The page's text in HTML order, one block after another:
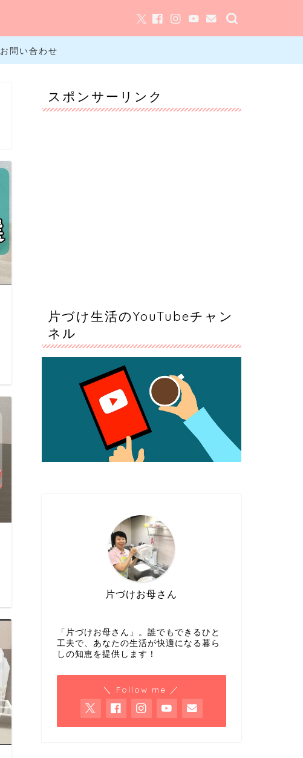
お問い合わせ
スポンサーリンク
片づけ生活のYouTubeチャン
ネル
片づけお母さん
「片づけお母さん」。誰でもできるひと
工夫で、あなたの生活が快適になる暮ら
しの知恵を提供します！
＼ Follow me ／